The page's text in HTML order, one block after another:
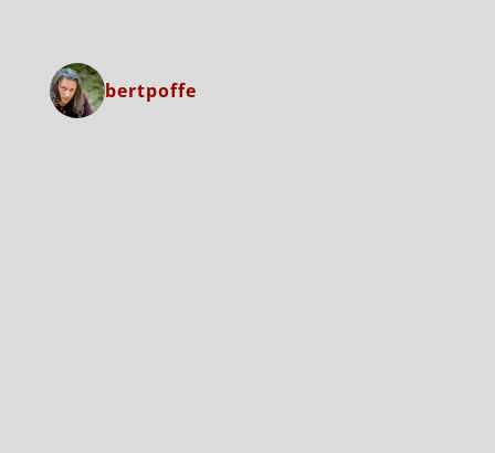
bertpoffe